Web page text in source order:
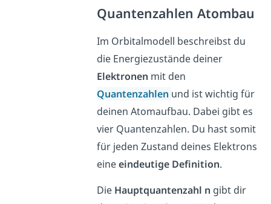
Quantenzahlen Atombau
Im Orbitalmodell beschreibst du
die Energiezustände deiner
Elektronen mit den
Quantenzahlen und ist wichtig für
deinen Atomaufbau. Dabei gibt es
vier Quantenzahlen. Du hast somit
für jeden Zustand deines Elektrons
eineeindeutige Definition.
Die Hauptquantenzahl n gibt dir